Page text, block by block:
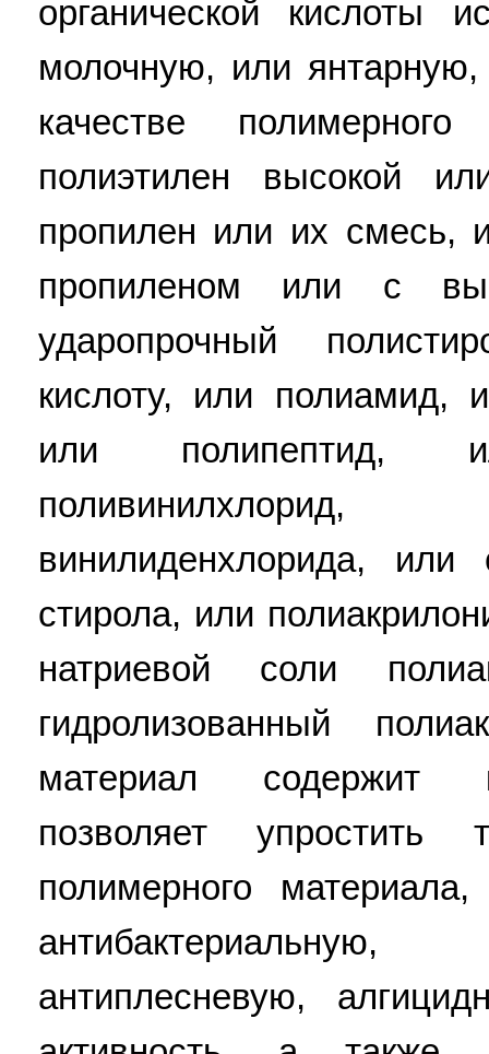
органической кислоты
молочную, или
качестве
полиэтилен высокой
пропилен или их смесь,
пропиленом или с
ударопрочный
кислоту, или полиамид,
или полипептид,
винилиденхлорида,
стирола, или
натриевой соли
гидролизованный
материал содержит
позволяет упростить
полимерного
антиплесневую,